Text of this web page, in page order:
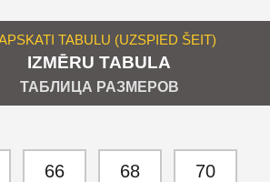
TABULU (UZSPIED ŠEIT)
IZMĒRU TABULA
ТАБЛИЦА РАЗМЕРОВ
66 68 70